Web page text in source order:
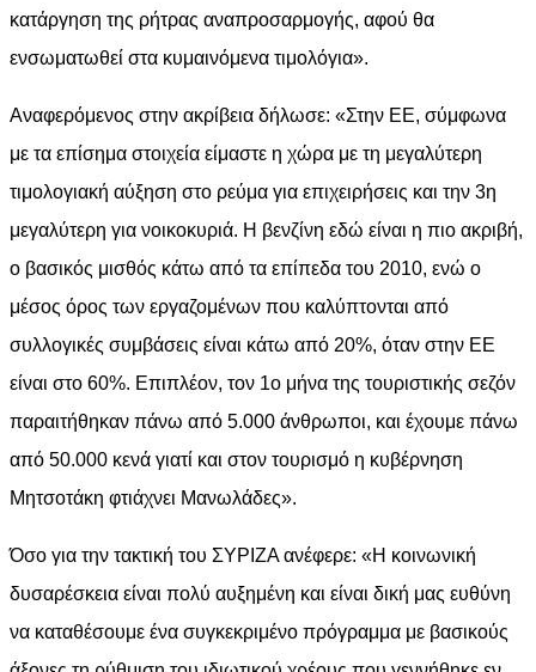
κατάργηση της ρήτρας αναπροσαρμογής, αφού θα
ενσωματωθεί στα κυμαινόμενα τιμολόγια».
Αναφερόμενος στην ακρίβεια δήλωσε: «Στην ΕΕ, σύμφωνα
με τα επίσημα στοιχεία είμαστε η χώρα με τη μεγαλύτερη
τιμολογιακή αύξηση στο ρεύμα για επιχειρήσεις και την 3η
μεγαλύτερη για νοικοκυριά. Η βενζίνη εδώ είναι η πιο ακριβή,
ο βασικός μισθός κάτω από τα επίπεδα του 2010, ενώ ο
μέσος όρος των εργαζομένων που καλύπτονται από
συλλογικές συμβάσεις είναι κάτω από 20%, όταν στην ΕΕ
είναι στο 60%. Επιπλέον, τον 1ο μήνα της τουριστικής σεζόν
παραιτήθηκαν πάνω από 5.000 άνθρωποι, και έχουμε πάνω
από 50.000 κενά γιατί και στον τουρισμό η κυβέρνηση
Μητσοτάκη φτιάχνει Μανωλάδες».
Όσο για την τακτική του ΣΥΡΙΖΑ ανέφερε: «Η κοινωνική
δυσαρέσκεια είναι πολύ αυξημένη και είναι δική μας ευθύνη
να καταθέσουμε ένα συγκεκριμένο πρόγραμμα με βασικούς